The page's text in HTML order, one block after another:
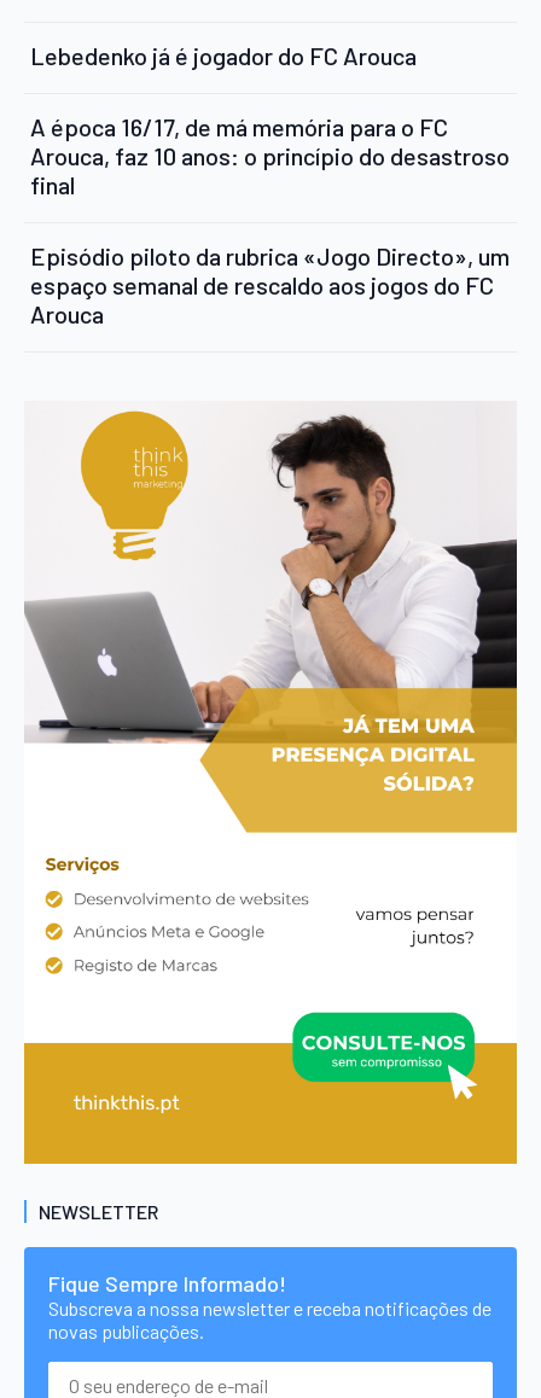
Lebedenko já é jogador do FC Arouca
A época 16/17, de má memória para o FC
Arouca, faz 10 anos: o princípio do desastroso
final
Episódio piloto da rubrica «Jogo Directo», um
espaço semanal de rescaldo aos jogos do FC
Arouca
NEWSLETTER
Fique Sempre Informado!
Subscreva a nossa newsletter e receba notificações de
novas publicações.